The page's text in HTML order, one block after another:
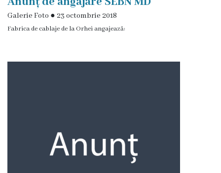
Activitatea
consiliului
Ședințele
Consiliului
Galerie Foto ● 23 octombrie 2018
Fabrica de cablaje de la Orhei angajează: